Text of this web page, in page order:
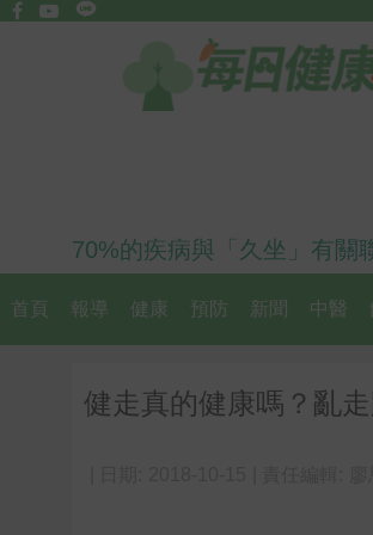
70%的疾病與「久坐」有關
首頁 報導 健康 預防 新聞 中醫
健走真的健康嗎？亂